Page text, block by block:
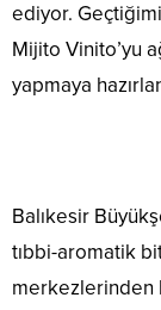
ediyor.
Mijito Vinito’yu
yapmaya
Balıkesir
tıbbi-aromatik
merkezlerinden